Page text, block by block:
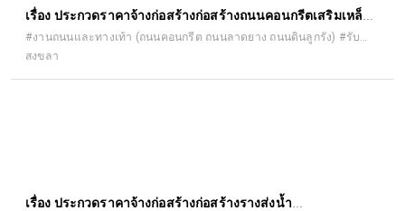
เรื่อง ประกวดราคาจ้างก่อสร้างก่อสร้างถนนคอนกรีตเสริมเหล็ก
รหัสทางหลวงท้องถิ่น สข.ถ ๘๒ – ๑๔๒ สายโต๊ะอีหม่าม หมู่ที่ ๒
ตำบลท่าชะมวง อำเภอรัตภูมิ จังหวัดสงขลา ด้วยวิธีประกวดราคา
อิเล็กทรอนิกส์ (e-bidding)
#งานถนนและทางเท้า (ถนนคอนกรีต ถนนลาดยาง ถนนดินลูกรัง) #รับ
เหมาก่อสร้าง
สงขลา
เรื่อง ประกวดราคาจ้างก่อสร้างก่อสร้างรางส่งน้ำ